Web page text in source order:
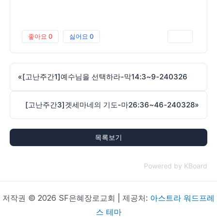
좋아요 0 싫어요 0
«[고난주간1]예수님을 선택하라-막14:3~9-240326
[고난주간3]겟세마네의 기도-마26:36~46-240328»
목록보기
Powered by KBoard
저작권 © 2026 SF은혜장로교회 | 제공처: 아스트라 워드프레
스 테마